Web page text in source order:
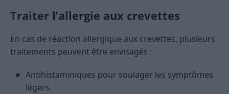
Traiter l’allergie aux crevettes
En cas de réaction allergique aux crevettes, plusieurs
traitements peuvent être envisagés :
Antihistaminiques pour soulager les symptômes
légers.